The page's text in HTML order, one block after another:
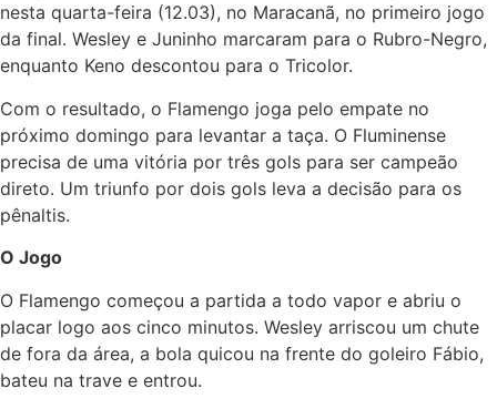
nesta quarta-feira (12.03), no Maracanã, no primeiro jogo
da final. Wesley e Juninho marcaram para o Rubro-Negro,
enquanto Keno descontou para o Tricolor.
Com o resultado, o Flamengo joga pelo empate no
próximo domingo para levantar a taça. O Fluminense
precisa de uma vitória por três gols para ser campeão
direto. Um triunfo por dois gols leva a decisão para os
pênaltis.
O Jogo
O Flamengo começou a partida a todo vapor e abriu o
placar logo aos cinco minutos. Wesley arriscou um chute
de fora da área, a bola quicou na frente do goleiro Fábio,
bateu na trave e entrou.